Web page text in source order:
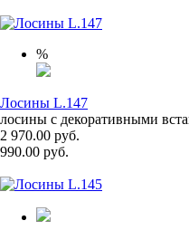
%
Лосины L.147
лосины с декоративными
2 970.00 руб.
990.00 руб.